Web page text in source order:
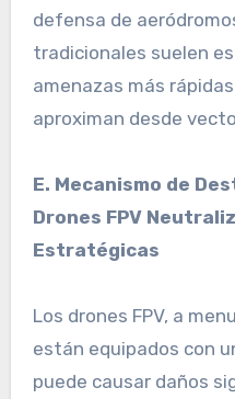
defensa de
tradicionales suelen
amenazas más
aproximan desde
E. Mecanismo de
Drones FPV
Estratégicas
Los drones FPV, a
están equipados con
puede causar daños